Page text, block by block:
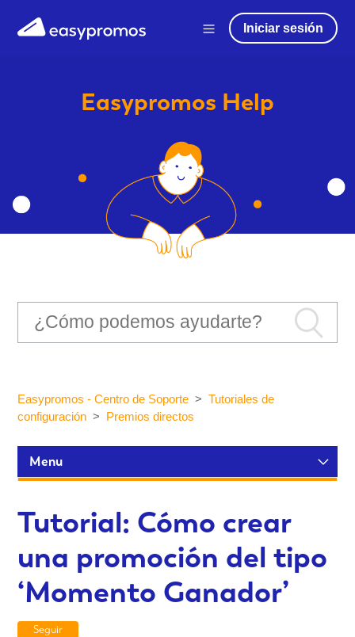
Iniciar sesión
Easypromos Help
Easypromos - Centro de Soporte
Tutoriales de
configuración
Premios directos
Menu
Participantes y estadísticas
Personalización y Diseño
Tutorial: Cómo crear
una promoción del tipo
‘Momento Ganador’
Seguir